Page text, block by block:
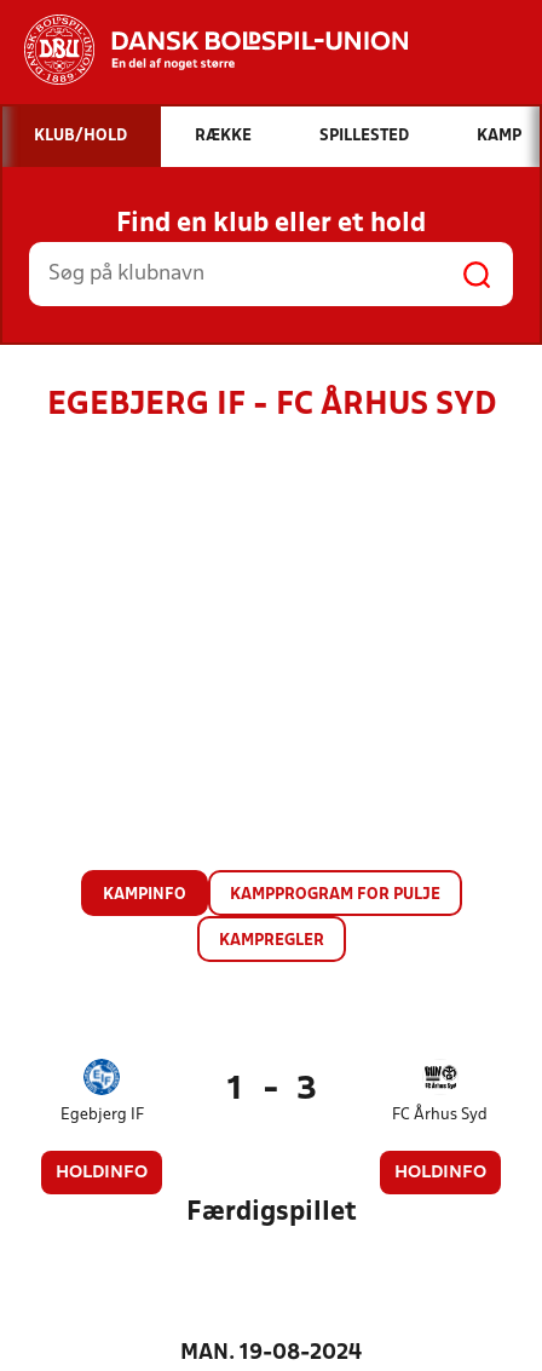
Hvad vil du søge efter?
INDHOLD OG NYHEDER
STILLINGER, RESULTATER, KLUBBER OG
HOLD
KLUB/HOLD RÆKKE SPILLESTED KAMP
Find en klub eller et hold
EGEBJERG IF - FC ÅRHUS SYD
KAMPINFO KAMPPROGRAM FOR PULJE
KAMPREGLER
Egebjerg IF
HOLDINFO
1 - 3
FC Århus Syd
HOLDINFO
Færdigspillet
MAN. 19-08-2024